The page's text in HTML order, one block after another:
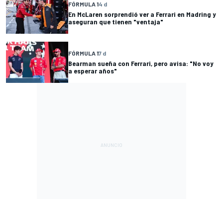
FÓRMULA 14 d
En McLaren sorprendió ver a Ferrari en Madring y
aseguran que tienen "ventaja"
FÓRMULA 17 d
Bearman sueña con Ferrari, pero avisa: "No voy
a esperar años"